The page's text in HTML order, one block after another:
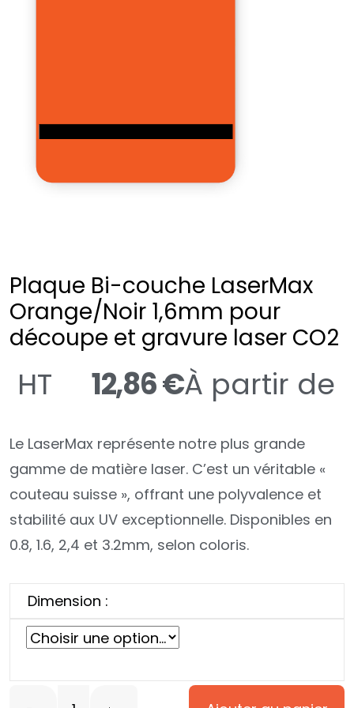
Plaque Bi-couche LaserMax
Orange/Noir 1,6mm pour
découpe et gravure laser CO2
À partir de
12,86€
HT
Le LaserMax représente notre plus grande
gamme de matière laser. C’est un véritable «
couteau suisse », offrant une polyvalence et
stabilité aux UV exceptionnelle. Disponibles en
0.8, 1.6, 2,4 et 3.2mm, selon coloris.
Dimension :